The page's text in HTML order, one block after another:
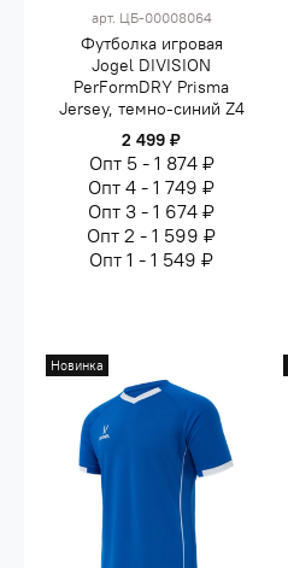
арт. ЦБ-00008064
Футболка игровая
Jogel DIVISION
PerFormDRY Prisma
Jersey, темно-синий Z4
2 499 ₽
Опт 5 - 1 874 ₽
Опт 4 - 1 749 ₽
Опт 3 - 1 674 ₽
Опт 2 - 1 599 ₽
Опт 1 - 1 549 ₽
Новинка